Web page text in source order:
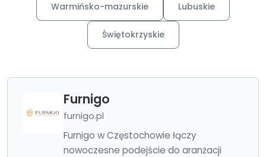
Warmińsko-mazurskie Lubuskie
Świętokrzyskie
Furnigo
furnigo.pl
Furnigo w Częstochowie łączy
nowoczesne podejście do aranżacji